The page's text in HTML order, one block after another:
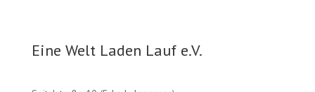
Eine Welt Laden Lauf e.V.